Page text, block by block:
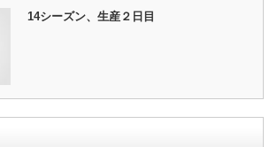
14シーズン、生産２日目